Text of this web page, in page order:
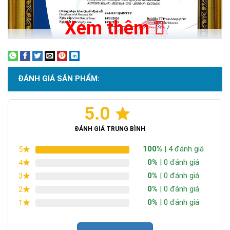
Chúng tôi cam kết sản phẩm có thể kháng nước tuyệt đối kể
cả khi nhúng sản phẩm vào nước, để đèn hoạt động dưới thời
thường khi hoạt động sau một thời gian sẽ có tình trạng bị oxy
Chứng nhận ISO 9001:2015
Xem thêm
ĐÁNH GIÁ SẢN PHẨM:
5.0
ĐÁNH GIÁ TRUNG BÌNH
5 100% | 4 đánh giá
4
0% | 0 đánh giá
3
0% | 0 đánh giá
2
0% | 0 đánh giá
1
0% | 0 đánh giá